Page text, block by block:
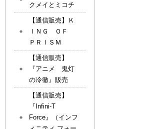
クメイとミコチ
【通信販売】Ｋ
ＩＮＧ ＯＦ
ＰＲＩＳＭ
【通信販売】
『アニメ 鬼灯
の冷徹』販売
【通信販売】
『Infini-T
Force』（インフ